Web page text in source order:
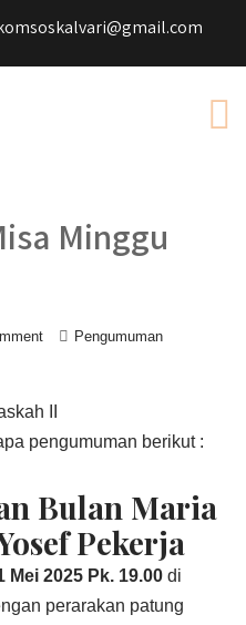
Minggu
Pengumuman
II
pengumuman berikut :
Bulan Maria
Pekerja
Mei 2025 Pk. 19.00di
perarakan patung